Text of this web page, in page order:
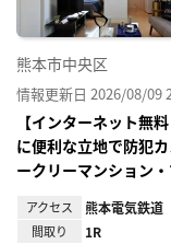
熊本市中央区
情報更新日 2026/08/09
【インターネット無
に便利な立地で防犯
ークリーマンション
アクセス 熊本電気鉄道
間取り 1R